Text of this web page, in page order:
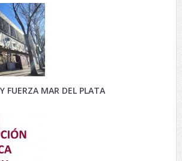
FUERZA MAR DEL PLATA